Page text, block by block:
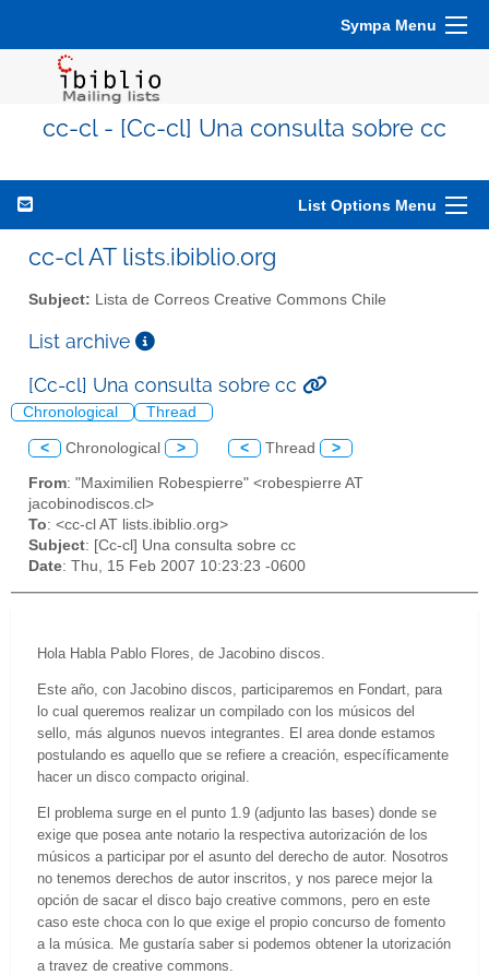
Sympa Menu
cc-cl - [Cc-cl] Una consulta sobre cc
List Options Menu
cc-cl AT lists.ibiblio.org
Subject: Lista de Correos Creative Commons Chile
List archive
[Cc-cl] Una consulta sobre cc
Chronological Thread
< Chronological > < Thread >
From: "Maximilien Robespierre" <robespierre AT
jacobinodiscos.cl>
To: <cc-cl AT lists.ibiblio.org>
Subject: [Cc-cl] Una consulta sobre cc
Date: Thu, 15 Feb 2007 10:23:23 -0600
Hola Habla Pablo Flores, de Jacobino discos.
Este año, con Jacobino discos, participaremos en Fondart, para
lo cual queremos realizar un compilado con los músicos del
sello, más algunos nuevos integrantes. El area donde estamos
postulando es aquello que se refiere a creación, específicamente
hacer un disco compacto original.
El problema surge en el punto 1.9 (adjunto las bases) donde se
exige que posea ante notario la respectiva autorización de los
músicos a participar por el asunto del derecho de autor. Nosotros
no tenemos derechos de autor inscritos, y nos parece mejor la
opción de sacar el disco bajo creative commons, pero en este
caso este choca con lo que exige el propio concurso de fomento
a la música. Me gustaría saber si podemos obtener la utorización
a travez de creative commons.